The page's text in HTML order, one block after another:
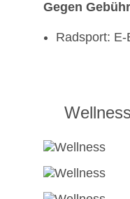
Gegen
Radsport: E-
Wellness